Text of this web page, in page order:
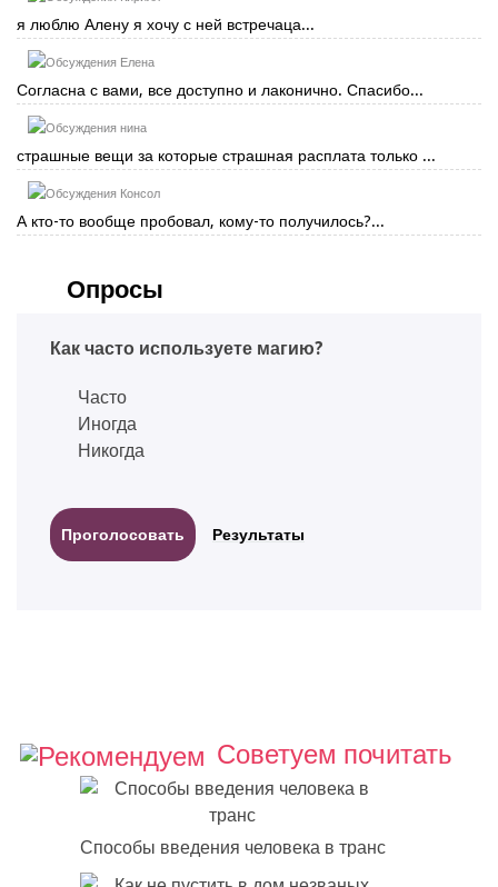
я люблю Алену я хочу с ней встречаца...
Елена
Согласна с вами, все доступно и лаконично. Спасибо...
нина
страшные вещи за которые страшная расплата только ...
Консол
А кто-то вообще пробовал, кому-то получилось?...
Опросы
Как часто используете магию?
Часто
Иногда
Никогда
Результаты
Советуем почитать
Способы введения человека в транс